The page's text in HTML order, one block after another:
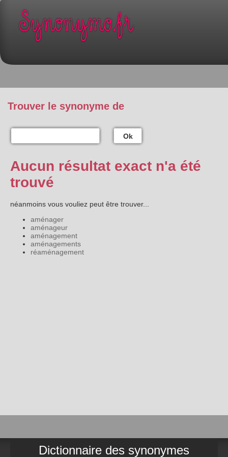
Trouver le synonyme de
Ok
Aucun résultat exact n'a été
trouvé
néanmoins vous vouliez peut être trouver...
aménager
aménageur
aménagement
aménagements
réaménagement
Dictionnaire des synonymes